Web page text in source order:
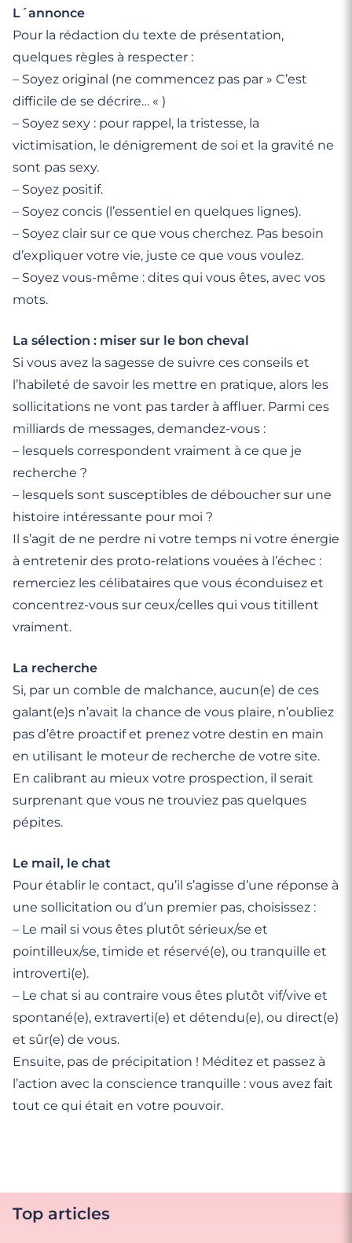
L´annonce
Pour la rédaction du texte de présentation,
quelques règles à respecter :
– Soyez original (ne commencez pas par » C’est
difficile de se décrire… « )
– Soyez sexy : pour rappel, la tristesse, la
victimisation, le dénigrement de soi et la gravité ne
sont pas sexy.
– Soyez positif.
– Soyez concis (l’essentiel en quelques lignes).
– Soyez clair sur ce que vous cherchez. Pas besoin
d’expliquer votre vie, juste ce que vous voulez.
– Soyez vous-même : dites qui vous êtes, avec vos
mots.
La sélection : miser sur le bon cheval
Si vous avez la sagesse de suivre ces conseils et
l’habileté de savoir les mettre en pratique, alors les
sollicitations ne vont pas tarder à affluer. Parmi ces
milliards de messages, demandez-vous :
– lesquels correspondent vraiment à ce que je
recherche ?
– lesquels sont susceptibles de déboucher sur une
histoire intéressante pour moi ?
Il s’agit de ne perdre ni votre temps ni votre énergie
à entretenir des proto-relations vouées à l’échec :
remerciez les célibataires que vous éconduisez et
concentrez-vous sur ceux/celles qui vous titillent
vraiment.
La recherche
Si, par un comble de malchance, aucun(e) de ces
galant(e)s n’avait la chance de vous plaire, n’oubliez
pas d’être proactif et prenez votre destin en main
en utilisant le moteur de recherche de votre site.
En calibrant au mieux votre prospection, il serait
surprenant que vous ne trouviez pas quelques
pépites.
Le mail, le chat
Pour établir le contact, qu’il s’agisse d’une réponse à
une sollicitation ou d’un premier pas, choisissez :
– Le mail si vous êtes plutôt sérieux/se et
pointilleux/se, timide et réservé(e), ou tranquille et
introverti(e).
– Le chat si au contraire vous êtes plutôt vif/vive et
spontané(e), extraverti(e) et détendu(e), ou direct(e)
et sûr(e) de vous.
Ensuite, pas de précipitation ! Méditez et passez à
l’action avec la conscience tranquille : vous avez fait
tout ce qui était en votre pouvoir.
Top articles